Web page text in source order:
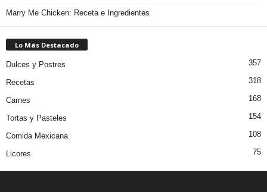
Marry Me Chicken: Receta e Ingredientes
Lo Más Destacado
Dulces y Postres 357
Recetas 318
Carnes 168
Tortas y Pasteles 154
Comida Mexicana 108
Licores 75